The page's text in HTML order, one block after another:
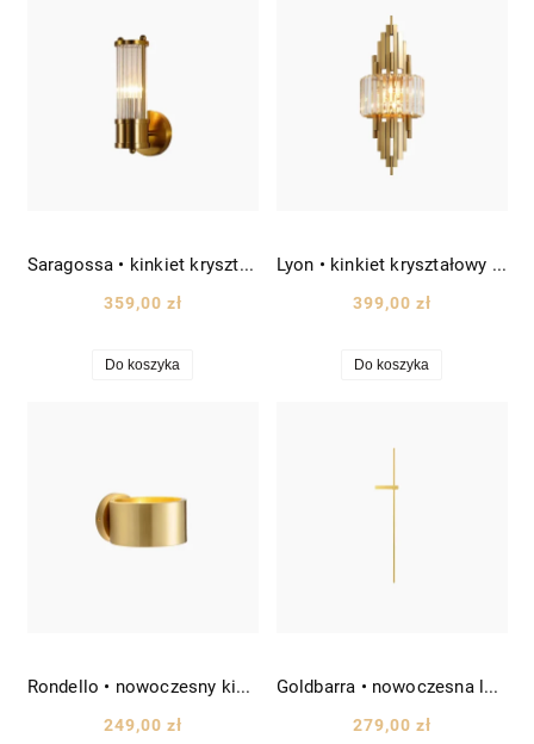
Saragossa • kinkiet kryształowy wys. 25 cm złoty mosiądz
359,00 zł
Do koszyka
Lyon • kinkiet kryształowy wys. 60 cm złoty mosiądz
399,00 zł
Do koszyka
Rondello • nowoczesny kinkiet minimalistyczny wys. 8 cm złoty mosiądz
249,00 zł
Goldbarra • nowoczesna lampa ścienna LED patyk wys. 90 cm złoty mosiądz
279,00 zł